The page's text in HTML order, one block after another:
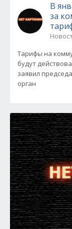
В
за
Тарифы на
будут
заявил
орган